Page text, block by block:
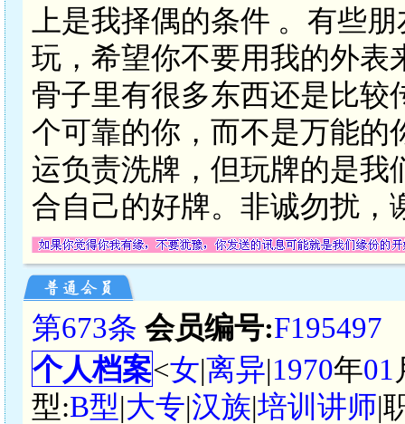
上是我择偶的条件 。有些
玩，希望你不要用我的外表
骨子里有很多东西还是比较
个可靠的你，而不是万能的
运负责洗牌，但玩牌的是我
合自己的好牌。非诚勿扰，
第673条 会员编号:F195497
个人档案<女|离异|1970年01
型:B型|大专|汉族|培训讲师|